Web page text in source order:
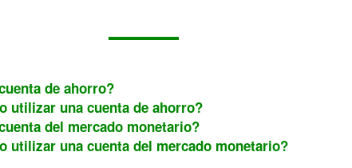
de ahorro?
utilizar una cuenta de ahorro?
del mercado monetario?
utilizar una cuenta del mercado monetario?